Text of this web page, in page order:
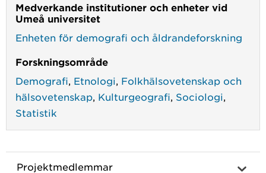
Medverkande institutioner och enheter vid
Umeå universitet
Enheten för demografi och åldrandeforskning
Forskningsområde
Demografi Etnologi Folkhälsovetenskap och
hälsovetenskap Kulturgeografi Sociologi
Statistik
Projektmedlemmar